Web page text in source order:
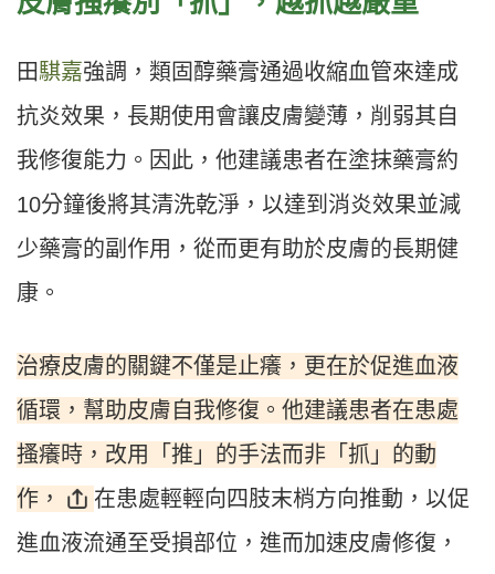
田騏嘉強調，類固醇藥膏通過收縮血管來達成
抗炎效果，長期使用會讓皮膚變薄，削弱其自
我修復能力。因此，他建議患者在塗抹藥膏約
10分鐘後將其清洗乾淨，以達到消炎效果並減
少藥膏的副作用，從而更有助於皮膚的長期健
康。
治療皮膚的關鍵不僅是止癢，更在於促進血液
循環，幫助皮膚自我修復。他建議患者在患處
搔癢時，改用「推」的手法而非「抓」的動
作，
在患處輕輕向四肢末梢方向推動，以促
進血液流通至受損部位，進而加速皮膚修復，